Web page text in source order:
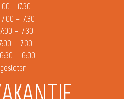
– 17.30
– 17.30
– 17.30
– 17.30
– 16:00